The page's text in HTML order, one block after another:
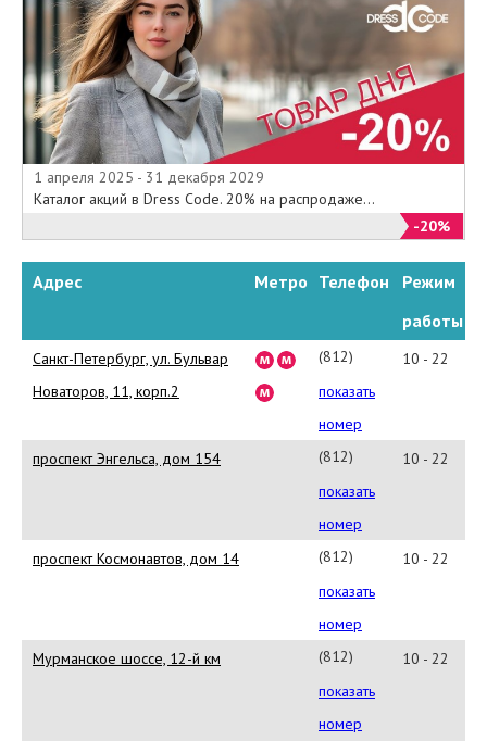
1 апреля 2025 - 31 декабря 2029
Каталог акций в Dress Code. 20% на распродаже...
-20%
Адрес Метро Телефон
Режим
работы
Санкт-Петербург, ул. Бульвар
Новаторов, 11, корп.2
(812)
677
90
93
показать
номер
10 - 22
проспект Энгельса, дом 154
(812)
332
11
61
показать
номер
10 - 22
проспект Космонавтов, дом 14
(812)
448
90
97
показать
номер
10 - 22
Мурманское шоссе, 12-й км
(812)
448
70
показать
номер
10 - 22